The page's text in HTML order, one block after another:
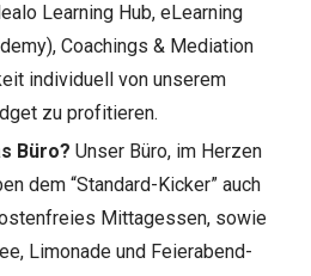
Learning Hub, eLearning
Coachings & Mediation
individuell von unserem
zu profitieren.
Büro? Unser Büro, im Herzen
dem “Standard-Kicker” auch
Mittagessen, sowie
Limonade und Feierabend-